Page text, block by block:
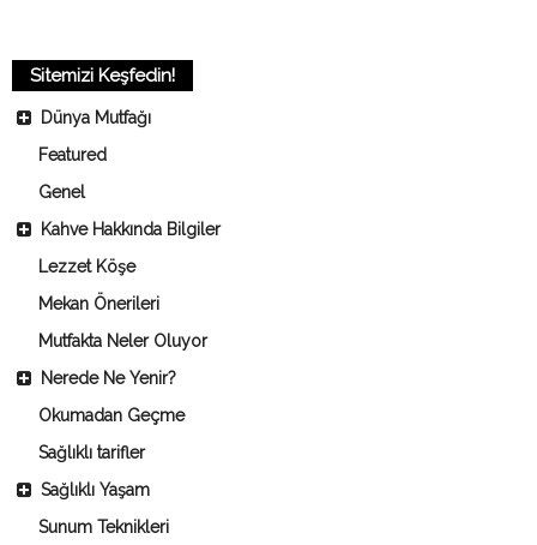
Sitemizi Keşfedin!
Dünya Mutfağı
Featured
Genel
Kahve Hakkında Bilgiler
Lezzet Köşe
Mekan Önerileri
Mutfakta Neler Oluyor
Nerede Ne Yenir?
Okumadan Geçme
Sağlıklı tarifler
Sağlıklı Yaşam
Sunum Teknikleri